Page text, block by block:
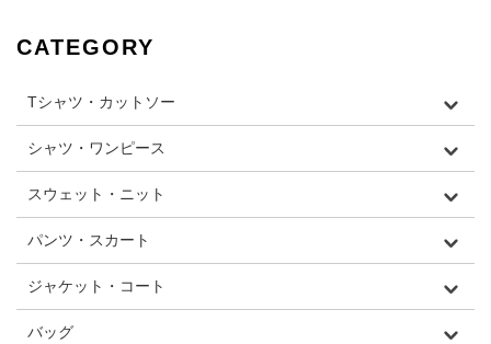
CATEGORY
Tシャツ・カットソー
シャツ・ワンピース
スウェット・ニット
パンツ・スカート
ジャケット・コート
バッグ